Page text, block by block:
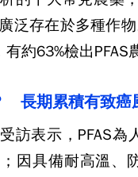
泛存在於多種作
約63%檢出PFAS
長期累積有致癌
訪表示，PFAS為
因具備耐高溫、